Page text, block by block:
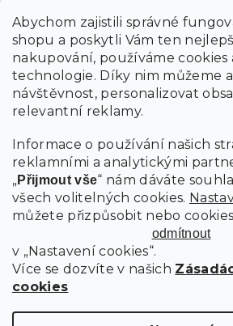
Abychom zajistili správné
shopu a poskytli Vám ten
nakupování, používáme cookies
technologie. Díky nim můžeme
návštěvnost, personalizovat
relevantní reklamy.
Informace o používání našich
reklamními a analytickými
„Přijmout vše“ nám dáváte
všech volitelných cookies.
můžete přizpůsobit nebo
odmítnout
v „Nastavení cookies“.
Více se dozvíte v našich
cookies